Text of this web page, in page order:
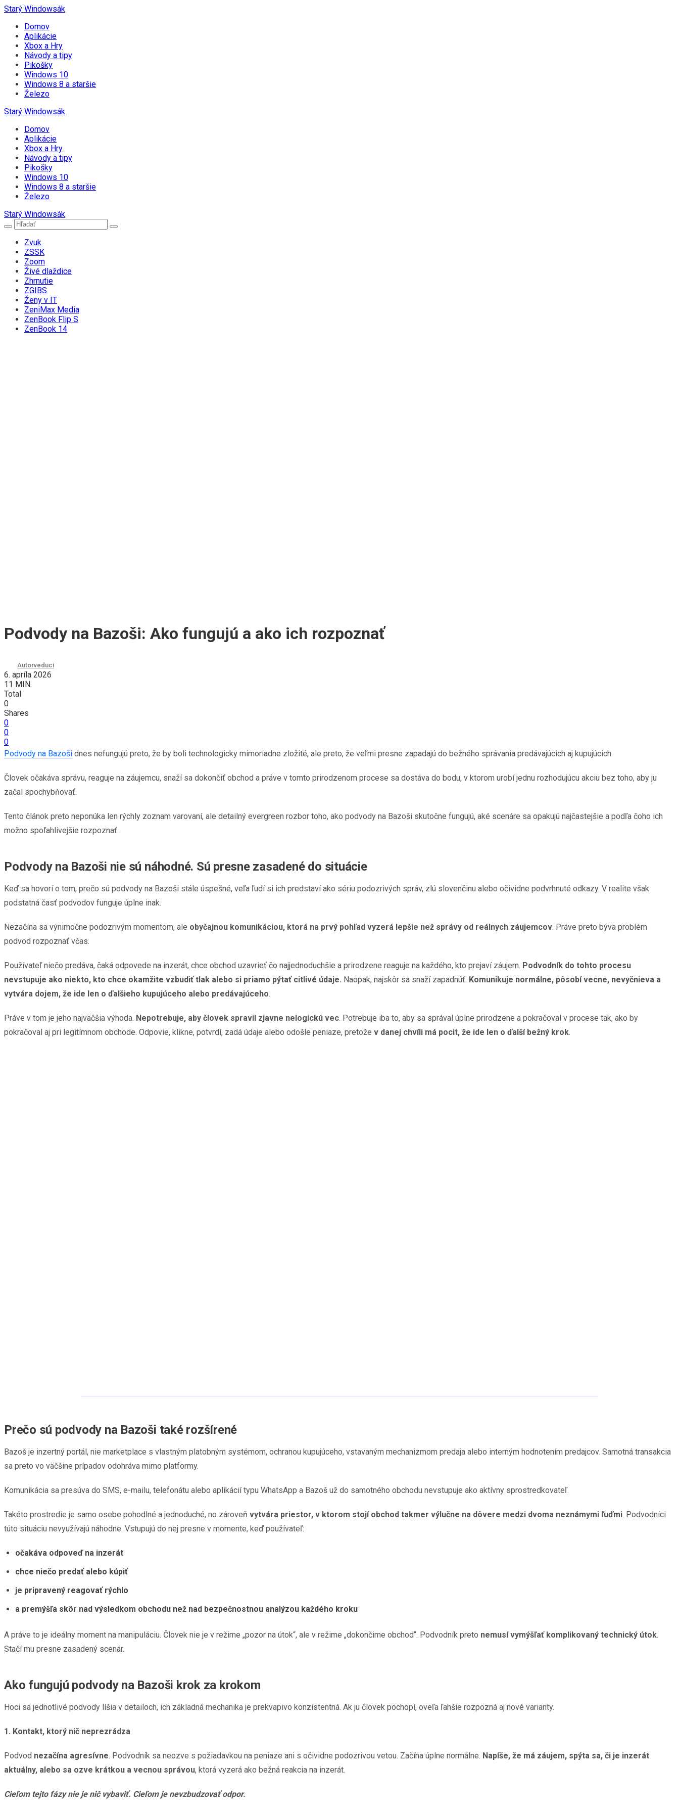
Starý Windowsák
Domov
Aplikácie
Xbox a Hry
Návody a tipy
Pikošky
Windows 10
Windows 8 a staršie
Železo
Starý Windowsák
Domov
Aplikácie
Xbox a Hry
Návody a tipy
Pikošky
Windows 10
Windows 8 a staršie
Železo
Starý Windowsák
Zvuk
ZSSK
Zoom
Živé dlaždice
Zhrnutie
ZGIBS
Ženy v IT
ZeniMax Media
ZenBook Flip S
ZenBook 14
Podvody na Bazoši: Ako fungujú a ako ich rozpoznať
Autorveduci
6. apríla 2026
11 MIN.
Total
0
Shares
0
0
0
Podvody na Bazoši dnes nefungujú preto, že by boli technologicky mimoriadne zložité, ale preto, že veľmi presne zapadajú do bežného správania predávajúcich aj kupujúcich.
Človek očakáva správu, reaguje na záujemcu, snaží sa dokončiť obchod a práve v tomto prirodzenom procese sa dostáva do bodu, v ktorom urobí jednu rozhodujúcu akciu bez toho, aby ju
začal spochybňovať.
Tento článok preto neponúka len rýchly zoznam varovaní, ale detailný evergreen rozbor toho, ako podvody na Bazoši skutočne fungujú, aké scenáre sa opakujú najčastejšie a podľa čoho ich
možno spoľahlivejšie rozpoznať.
Podvody na Bazoši nie sú náhodné. Sú presne zasadené do situácie
Keď sa hovorí o tom, prečo sú podvody na Bazoši stále úspešné, veľa ľudí si ich predstaví ako sériu podozrivých správ, zlú slovenčinu alebo očividne podvrhnuté odkazy. V realite však
podstatná časť podvodov funguje úplne inak.
Nezačína sa výnimočne podozrivým momentom, ale obyčajnou komunikáciou, ktorá na prvý pohľad vyzerá lepšie než správy od reálnych záujemcov. Práve preto býva problém
podvod rozpoznať včas.
Používateľ niečo predáva, čaká odpovede na inzerát, chce obchod uzavrieť čo najjednoduchšie a prirodzene reaguje na každého, kto prejaví záujem. Podvodník do tohto procesu
nevstupuje ako niekto, kto chce okamžite vzbudiť tlak alebo si priamo pýtať citlivé údaje. Naopak, najskôr sa snaží zapadnúť. Komunikuje normálne, pôsobí vecne, nevyčnieva a
vytvára dojem, že ide len o ďalšieho kupujúceho alebo predávajúceho.
Práve v tom je jeho najväčšia výhoda. Nepotrebuje, aby človek spravil zjavne nelogickú vec. Potrebuje iba to, aby sa správal úplne prirodzene a pokračoval v procese tak, ako by
pokračoval aj pri legitímnom obchode. Odpovie, klikne, potvrdí, zadá údaje alebo odošle peniaze, pretože v danej chvíli má pocit, že ide len o ďalší bežný krok.
Prečo sú podvody na Bazoši také rozšírené
Bazoš je inzertný portál, nie marketplace s vlastným platobným systémom, ochranou kupujúceho, vstavaným mechanizmom predaja alebo interným hodnotením predajcov. Samotná transakcia
sa preto vo väčšine prípadov odohráva mimo platformy.
Komunikácia sa presúva do SMS, e-mailu, telefonátu alebo aplikácií typu WhatsApp a Bazoš už do samotného obchodu nevstupuje ako aktívny sprostredkovateľ.
Takéto prostredie je samo osebe pohodlné a jednoduché, no zároveň vytvára priestor, v ktorom stojí obchod takmer výlučne na dôvere medzi dvoma neznámymi ľuďmi. Podvodníci
túto situáciu nevyužívajú náhodne. Vstupujú do nej presne v momente, keď používateľ:
očakáva odpoveď na inzerát
chce niečo predať alebo kúpiť
je pripravený reagovať rýchlo
a premýšľa skôr nad výsledkom obchodu než nad bezpečnostnou analýzou každého kroku
A práve to je ideálny moment na manipuláciu. Človek nie je v režime „pozor na útok“, ale v režime „dokončime obchod“. Podvodník preto nemusí vymýšľať komplikovaný technický útok.
Stačí mu presne zasadený scenár.
Ako fungujú podvody na Bazoši krok za krokom
Hoci sa jednotlivé podvody líšia v detailoch, ich základná mechanika je prekvapivo konzistentná. Ak ju človek pochopí, oveľa ľahšie rozpozná aj nové varianty.
1. Kontakt, ktorý nič neprezrádza
Podvod nezačína agresívne. Podvodník sa neozve s požiadavkou na peniaze ani s očividne podozrivou vetou. Začína úplne normálne. Napíše, že má záujem, spýta sa, či je inzerát
aktuálny, alebo sa ozve krátkou a vecnou správou, ktorá vyzerá ako bežná reakcia na inzerát.
Cieľom tejto fázy nie je nič vybaviť. Cieľom je nevzbudzovať odpor.